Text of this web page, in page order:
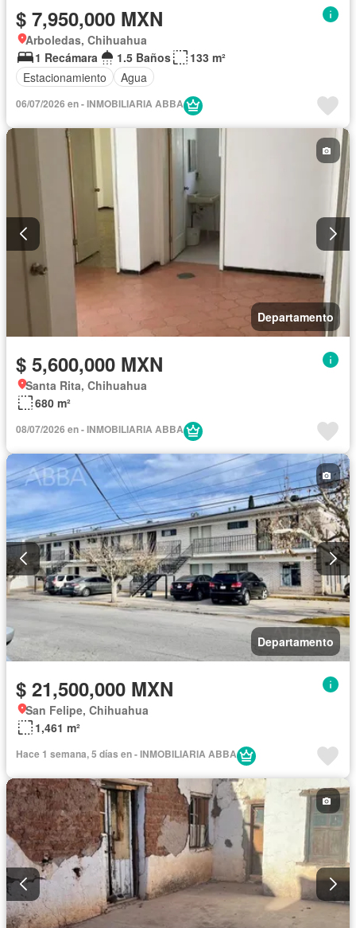
$ 7,950,000 MXN
Arboledas, Chihuahua
1 Recámara
1.5 Baños
133 m²
Estacionamiento
Agua
06/07/2026 en - INMOBILIARIA ABBA
Departamento
$ 5,600,000 MXN
Santa Rita, Chihuahua
680 m²
08/07/2026 en - INMOBILIARIA ABBA
Departamento
$ 21,500,000 MXN
San Felipe, Chihuahua
1,461 m²
Hace 1 semana, 5 días en - INMOBILIARIA ABBA